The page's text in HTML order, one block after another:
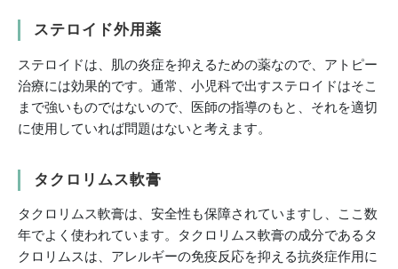
ステロイド外用薬
ステロイドは、肌の炎症を抑えるための薬なので、アトピー
治療には効果的です。通常、小児科で出すステロイドはそこ
まで強いものではないので、医師の指導のもと、それを適切
に使用していれば問題はないと考えます。
タクロリムス軟膏
タクロリムス軟膏は、安全性も保障されていますし、ここ数
年でよく使われています。タクロリムス軟膏の成分であるタ
クロリムスは、アレルギーの免疫反応を抑える抗炎症作用に